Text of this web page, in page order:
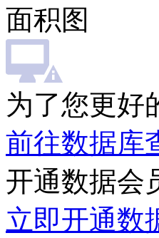
面积图
为了您更好
前往数据库
开通数据会
立即开通数